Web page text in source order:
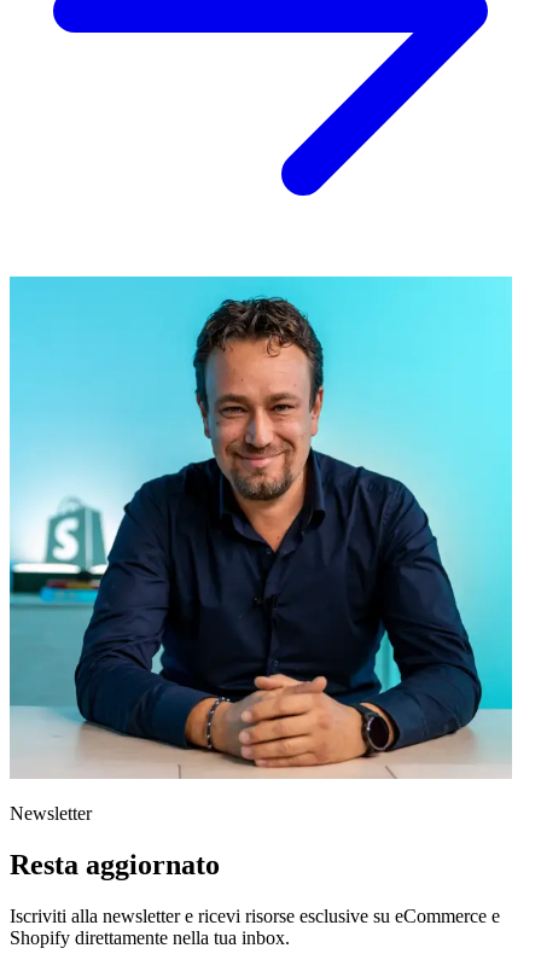
Newsletter
Resta aggiornato
Iscriviti alla newsletter e ricevi risorse esclusive su eCommerce e
Shopify direttamente nella tua inbox.